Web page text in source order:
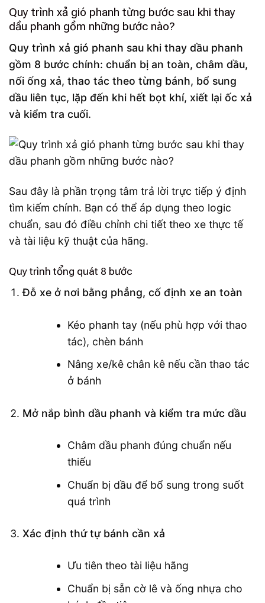
Quy trình xả gió phanh từng bước sau khi thay
dầu phanh gồm những bước nào?
Quy trình xả gió phanh sau khi thay dầu phanh
gồm 8 bước chính: chuẩn bị an toàn, châm dầu,
nối ống xả, thao tác theo từng bánh, bổ sung
dầu liên tục, lặp đến khi hết bọt khí, xiết lại ốc xả
và kiểm tra cuối.
Sau đây là phần trọng tâm trả lời trực tiếp ý định
tìm kiếm chính. Bạn có thể áp dụng theo logic
chuẩn, sau đó điều chỉnh chi tiết theo xe thực tế
và tài liệu kỹ thuật của hãng.
Quy trình tổng quát 8 bước
Đỗ xe ở nơi bằng phẳng, cố định xe an toàn
Kéo phanh tay (nếu phù hợp với thao
tác), chèn bánh
Nâng xe/kê chân kê nếu cần thao tác
ở bánh
Mở nắp bình dầu phanh và kiểm tra mức dầu
Châm dầu phanh đúng chuẩn nếu
thiếu
Chuẩn bị dầu để bổ sung trong suốt
quá trình
Xác định thứ tự bánh cần xả
Ưu tiên theo tài liệu hãng
Chuẩn bị sẵn cờ lê và ống nhựa cho